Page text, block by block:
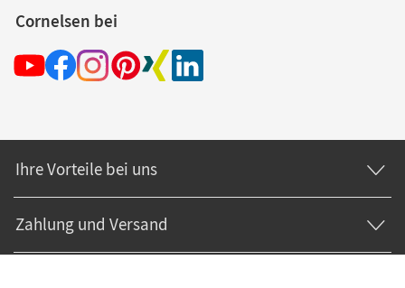
Cornelsen bei
Ihre Vorteile bei uns
Zahlung und Versand